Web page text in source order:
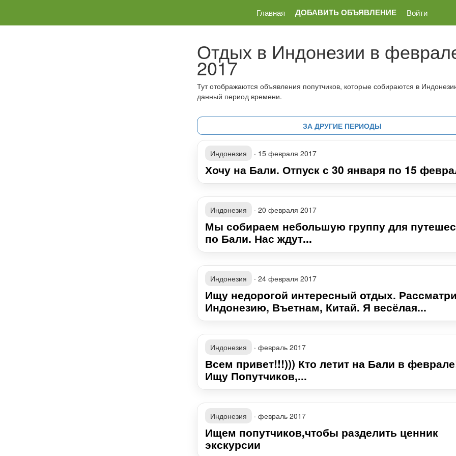
Главная ДОБАВИТЬ ОБЪЯВЛЕНИЕ Войти
Отдых в Индонезии в
2017
Тут отображаются объявления попутчиков, которые собираются в
данный период времени.
ЗА ДРУГИЕ ПЕРИОДЫ
Индонезия · 15 февраля 2017
Хочу на Бали. Отпуск с 30 января по 15
Индонезия · 20 февраля 2017
Мы собираем небольшую группу для
по Бали. Нас ждут...
Индонезия · 24 февраля 2017
Ищу недорогой интересный отдых.
Индонезию, Въетнам, Китай. Я весёлая...
Индонезия · февраль 2017
Всем привет!!!))) Кто летит на Бали в
Ищу Попутчиков,...
Индонезия · февраль 2017
Ищем попутчиков,чтобы разделить ценник
экскурсии